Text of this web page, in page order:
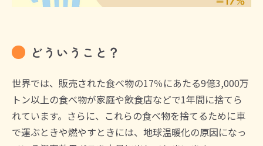
どういうこと？
世界では、販売された食べ物の17％にあたる9億3,000万
トン以上の食べ物が家庭や飲食店などで1年間に捨てら
れています。さらに、これらの食べ物を捨てるために車
で運ぶときや燃やすときには、地球温暖化の原因になっ